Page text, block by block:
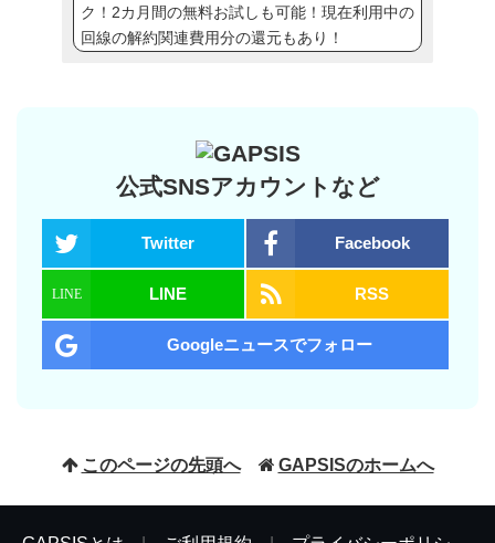
ク！2カ月間の無料お試しも可能！現在利用中の
回線の解約関連費用分の還元もあり！
公式SNSアカウントなど
Twitter Facebook
LINE RSS
Googleニュースでフォロー
このページの先頭へ GAPSISのホームへ